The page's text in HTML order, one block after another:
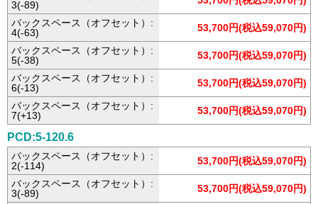
3(-89)
バックスペース（オフセット）:
4(-63)
53,700円(税込59,070円)
バックスペース（オフセット）:
5(-38)
53,700円(税込59,070円)
バックスペース（オフセット）:
6(-13)
53,700円(税込59,070円)
バックスペース（オフセット）:
7(+13)
53,700円(税込59,070円)
PCD:5-120.6
バックスペース（オフセット）:
2(-114)
53,700円(税込59,070円)
バックスペース（オフセット）:
3(-89)
53,700円(税込59,070円)